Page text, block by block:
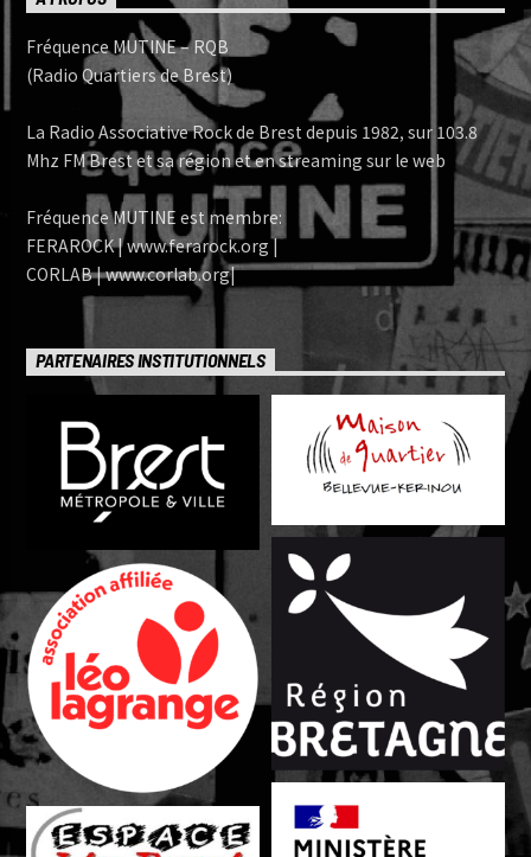
Fréquence MUTINE – RQB
(Radio Quartiers de Brest)
La Radio Associative Rock de Brest depuis 1982, sur 103.8
Mhz FM Brest et sa région et en streaming sur le web
Fréquence MUTINE est membre:
FERAROCK | www.ferarock.org |
CORLAB | www.corlab.org|
PARTENAIRES INSTITUTIONNELS